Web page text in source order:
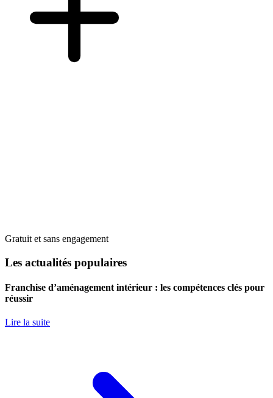
Gratuit et sans engagement
Les actualités populaires
Franchise d’aménagement intérieur : les compétences clés pour
réussir
Lire la suite